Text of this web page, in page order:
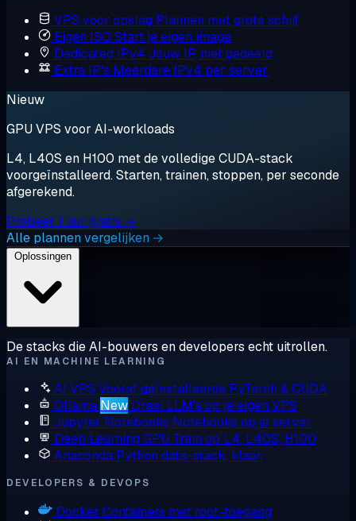
VPS voor opslag Plannen met grote schijf
Eigen ISO Start je eigen image
Dedicated IPv4 Jouw IP, niet gedeeld
Extra IP's Meerdere IPv4 per server
Nieuw
GPU VPS voor AI-workloads
L4, L40S en H100 met de volledige CUDA-stack
voorgeïnstalleerd. Starten, trainen, stoppen, per seconde
afgerekend.
Probeer 1 uur gratis →
Alle plannen vergelijken →
De stacks die AI-bouwers en developers echt uitrollen.
AI EN MACHINE LEARNING
AI VPS Vooraf geïnstalleerde PyTorch & CUDA
Ollama New Draai LLM's op je eigen VPS
Jupyter Notebooks Notebooks op je server
Deep Learning GPU Train op L4, L40S, H100
Anaconda Python data-stack, klaar
DEVELOPERS & DEVOPS
Docker Containers met root-toegang